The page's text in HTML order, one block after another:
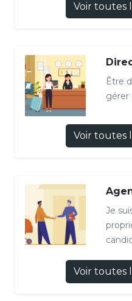
Voir toutes
Être
gérer
Voir toutes
Je
Voir toutes